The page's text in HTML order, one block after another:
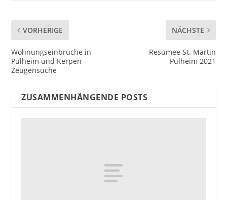
VORHERIGE
Wohnungseinbrüche in
Pulheim und Kerpen –
Zeugensuche
NÄCHSTE
Resümee St. Martin
Pulheim 2021
ZUSAMMENHÄNGENDE POSTS